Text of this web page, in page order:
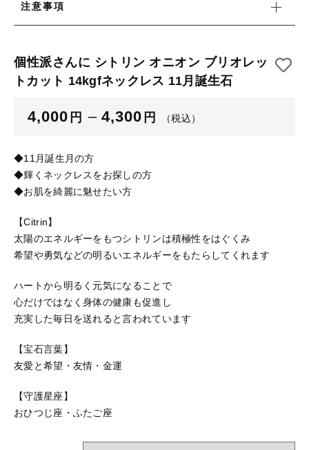
注意事項
個性派さんに シトリン オニオン ブリオレッ
トカット 14kgfネックレス 11月誕生石
4,000 円 – 4,300 円 （税込）
◆11月誕生月の方
◆輝くネックレスをお探しの方
◆お肌を綺麗に魅せたい方
【Citrin】
太陽のエネルギーをもつシトリンは積極性をはぐくみ
希望や勇気などの明るいエネルギーをもたらしてくれます
ハートから明るく元気になることで
心だけではなく身体の健康も促進し
充実した毎日を送れると言われています
【宝石言葉】
友愛と希望・友情・金運
【守護星座】
おひつじ座・ふたご座
お知らせ
お問い合わせ
ログイン